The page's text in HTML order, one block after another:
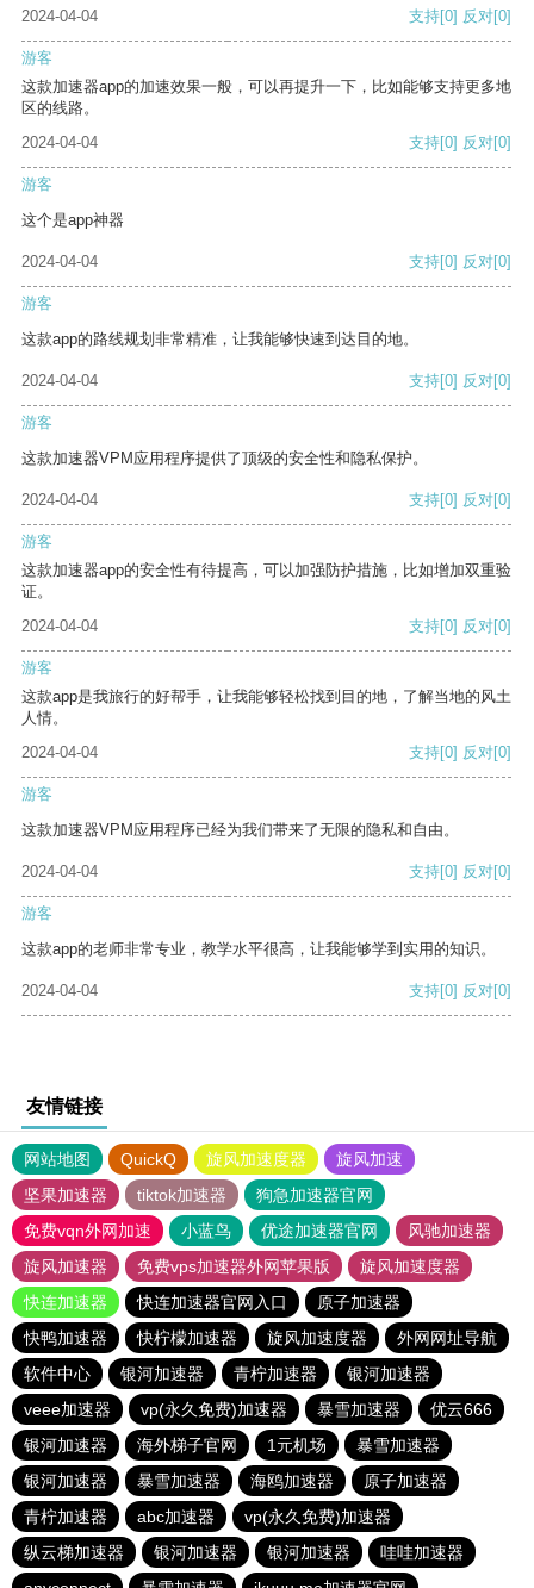
2024-04-04
支持[0] 反对[0]
游客
这款加速器app的加速效果一般，可以再提升一下，比如能够支持更多地
区的线路。
2024-04-04
支持[0] 反对[0]
游客
这个是app神器
2024-04-04 支持[0] 反对[0]
游客
这款app的路线规划非常精准，让我能够快速到达目的地。
2024-04-04 支持[0] 反对[0]
游客
这款加速器VPM应用程序提供了顶级的安全性和隐私保护。
2024-04-04 支持[0] 反对[0]
游客
这款加速器app的安全性有待提高，可以加强防护措施，比如增加双重验
证。
2024-04-04
支持[0] 反对[0]
游客
这款app是我旅行的好帮手，让我能够轻松找到目的地，了解当地的风土
人情。
2024-04-04
支持[0] 反对[0]
游客
这款加速器VPM应用程序已经为我们带来了无限的隐私和自由。
2024-04-04 支持[0] 反对[0]
游客
这款app的老师非常专业，教学水平很高，让我能够学到实用的知识。
2024-04-04 支持[0] 反对[0]
友情链接
网站地图 QuickQ 旋风加速度器
旋风加速
坚果加速器
tiktok加速器
狗急加速器官网
免费vqn外网加速
小蓝鸟 优途加速器官网
风驰加速器
旋风加速器
免费vps加速器外网苹果版
旋风加速度器
快连加速器
快连加速器官网入口
原子加速器
快鸭加速器
快柠檬加速器 旋风加速度器
外网网址导航
软件中心
银河加速器 青柠加速器
银河加速器
veee加速器
vp(永久免费)加速器 暴雪加速器
优云666
银河加速器
海外梯子官网 1元机场
暴雪加速器
银河加速器
暴雪加速器 海鸥加速器
原子加速器
青柠加速器
abc加速器
vp(永久免费)加速器
纵云梯加速器
银河加速器 银河加速器
哇哇加速器